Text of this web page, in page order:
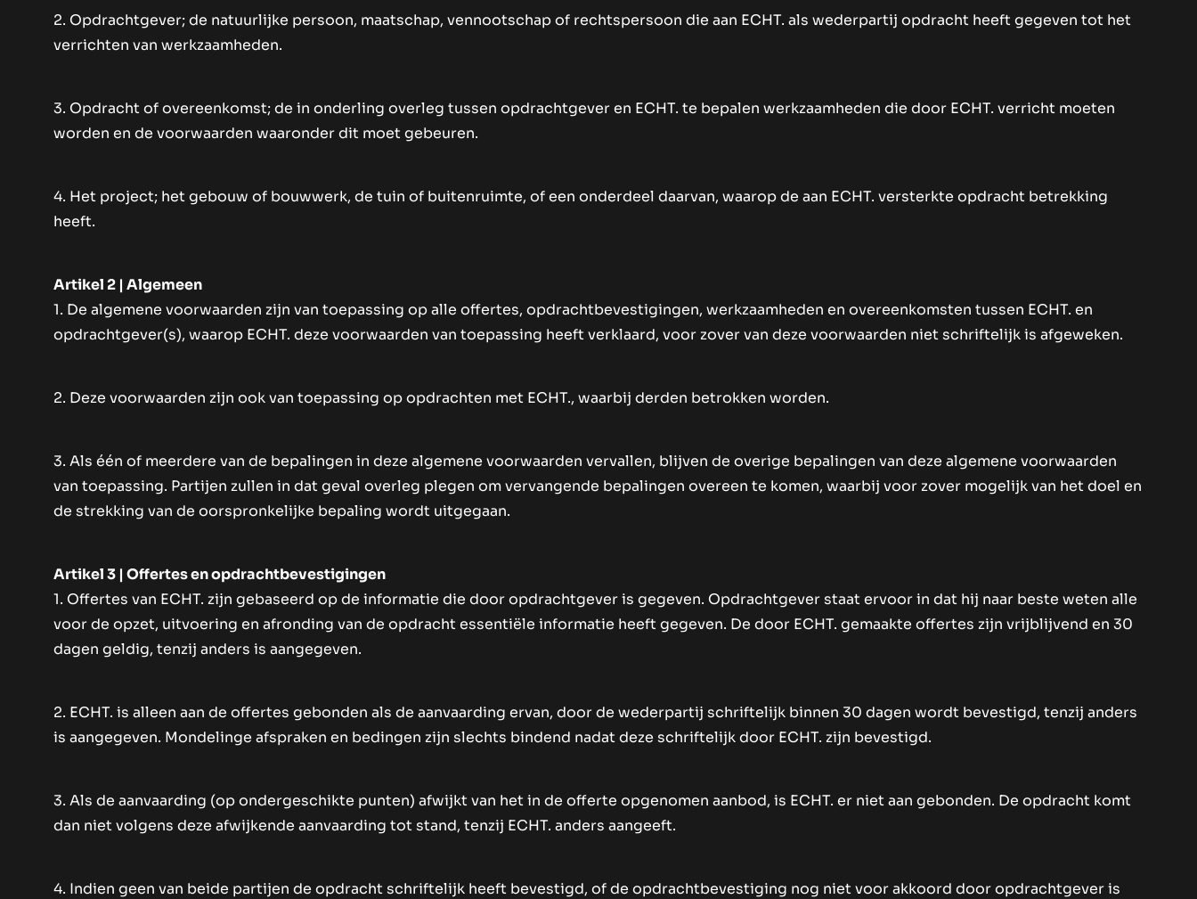
2. Opdrachtgever; de natuurlijke persoon, maatschap, vennootschap of rechtspersoon die aan ECHT. als wederpartij opdracht heeft gegeven tot het
verrichten van werkzaamheden.
3. Opdracht of overeenkomst; de in onderling overleg tussen opdrachtgever en ECHT. te bepalen werkzaamheden die door ECHT. verricht moeten
worden en de voorwaarden waaronder dit moet gebeuren.
4. Het project; het gebouw of bouwwerk, de tuin of buitenruimte, of een onderdeel daarvan, waarop de aan ECHT. versterkte opdracht betrekking
heeft.
Artikel 2 | Algemeen
1. De algemene voorwaarden zijn van toepassing op alle offertes, opdrachtbevestigingen, werkzaamheden en overeenkomsten tussen ECHT. en
opdrachtgever(s), waarop ECHT. deze voorwaarden van toepassing heeft verklaard, voor zover van deze voorwaarden niet schriftelijk is afgeweken.
2. Deze voorwaarden zijn ook van toepassing op opdrachten met ECHT., waarbij derden betrokken worden.
3. Als één of meerdere van de bepalingen in deze algemene voorwaarden vervallen, blijven de overige bepalingen van deze algemene voorwaarden
van toepassing. Partijen zullen in dat geval overleg plegen om vervangende bepalingen overeen te komen, waarbij voor zover mogelijk van het doel en
de strekking van de oorspronkelijke bepaling wordt uitgegaan.
Artikel 3 | Offertes en opdrachtbevestigingen
1. Offertes van ECHT. zijn gebaseerd op de informatie die door opdrachtgever is gegeven. Opdrachtgever staat ervoor in dat hij naar beste weten alle
voor de opzet, uitvoering en afronding van de opdracht essentiële informatie heeft gegeven. De door ECHT. gemaakte offertes zijn vrijblijvend en 30
dagen geldig, tenzij anders is aangegeven.
2. ECHT. is alleen aan de offertes gebonden als de aanvaarding ervan, door de wederpartij schriftelijk binnen 30 dagen wordt bevestigd, tenzij anders
is aangegeven. Mondelinge afspraken en bedingen zijn slechts bindend nadat deze schriftelijk door ECHT. zijn bevestigd.
3. Als de aanvaarding (op ondergeschikte punten) afwijkt van het in de offerte opgenomen aanbod, is ECHT. er niet aan gebonden. De opdracht komt
dan niet volgens deze afwijkende aanvaarding tot stand, tenzij ECHT. anders aangeeft.
4. Indien geen van beide partijen de opdracht schriftelijk heeft bevestigd, of de opdrachtbevestiging nog niet voor akkoord door opdrachtgever is